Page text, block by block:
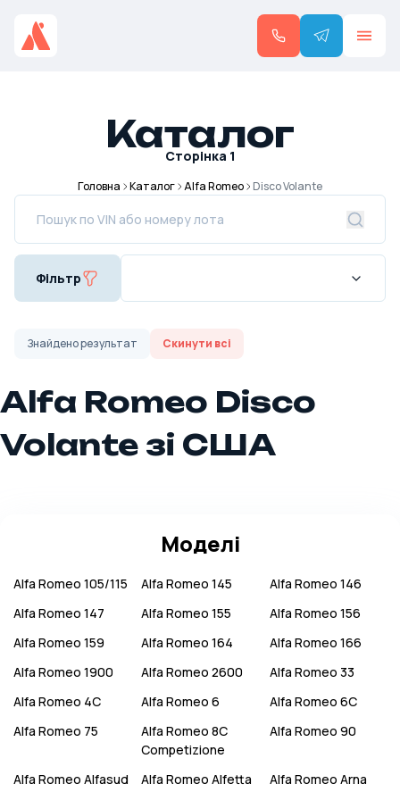
Каталог
Сторінка 1
Головна Каталог Alfa Romeo Disco Volante
Фільтр
Знайденорезультат Скинути всі
Alfa Romeo Disco
Volante зі США
Моделі
Alfa Romeo 105/115 Alfa Romeo 145 Alfa Romeo 146
Alfa Romeo 147 Alfa Romeo 155 Alfa Romeo 156
Alfa Romeo 159 Alfa Romeo 164 Alfa Romeo 166
Alfa Romeo 1900 Alfa Romeo 2600 Alfa Romeo 33
Alfa Romeo 4C Alfa Romeo 6 Alfa Romeo 6C
Alfa Romeo 75 Alfa Romeo 8C
Competizione
Alfa Romeo 90
Alfa Romeo Alfasud Alfa Romeo Alfetta Alfa Romeo Arna